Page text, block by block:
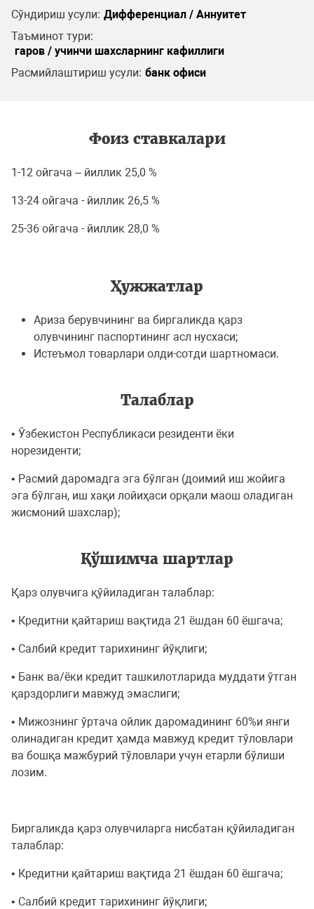
Сўндириш усули: Дифференциал / Аннуитет
Таъминот тури:
гаров / учинчи шахсларнинг кафиллиги
Расмийлаштириш усули: банк офиси
Фоиз ставкалари
1-12 ойгача – йиллик 25,0 %
13-24 ойгача - йиллик 26,5 %
25-36 ойгача - йиллик 28,0 %
Ҳужжатлар
Aриза берувчининг ва биргаликда қарз
олувчининг паспортининг асл нусхаси;
Истеъмол товарлари олди-сотди шартномаси.
Талаблар
• Ўзбекистон Республикаси резиденти ёки
норезиденти;
• Расмий даромадга эга бўлган (доимий иш жойига
эга бўлган, иш хақи лойиҳаси орқали маош оладиган
жисмоний шахслар);
Қўшимча шартлар
Қарз олувчига қўйиладиган талаблар:
• Кредитни қайтариш вақтида 21 ёшдан 60 ёшгача;
• Cалбий кредит тарихининг йўқлиги;
• Банк ва/ёки кредит ташкилотларида муддати ўтган
қарздорлиги мавжуд эмаслиги;
• Мижознинг ўртача ойлик даромадининг 60%и янги
олинадиган кредит ҳамда мавжуд кредит тўловлари
ва бошқа мажбурий тўловлари учун етарли бўлиши
лозим.
Биргаликда қарз олувчиларга нисбатан қўйиладиган
талаблар:
• Кредитни қайтариш вақтида 21 ёшдан 60 ёшгача;
• Cалбий кредит тарихининг йўқлиги;